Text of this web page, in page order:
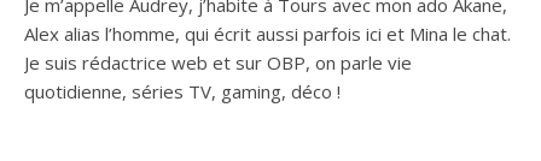
Alex alias l’homme, qui écrit aussi parfois ici et Mina le chat.
Je suis rédactrice web et sur OBP, on parle vie
quotidienne, séries TV, gaming, déco !